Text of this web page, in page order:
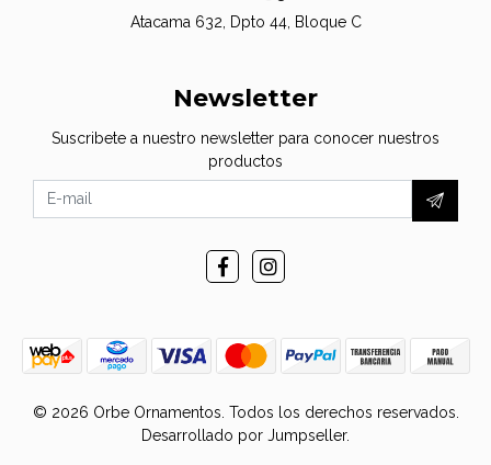
Atacama 632, Dpto 44, Bloque C
Newsletter
Suscribete a nuestro newsletter para conocer nuestros
productos
© 2026 Orbe Ornamentos. Todos los derechos reservados.
Desarrollado por Jumpseller.